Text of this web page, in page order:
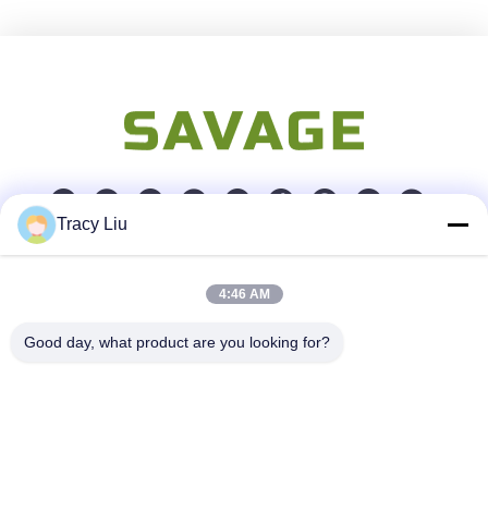
Blokkeer A, de Industriezone van YouYi, Xiamao-Dorp,
Tracy Liu
4:46 AM
Good day, what product are you looking for?